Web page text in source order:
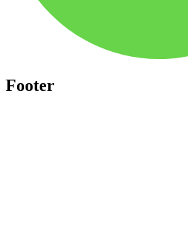
Footer